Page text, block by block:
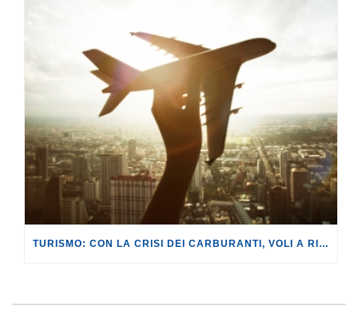
TURISMO: CON LA CRISI DEI CARBURANTI, VOLI A RISCHIO CANCELLAZIONE O RINCARO.